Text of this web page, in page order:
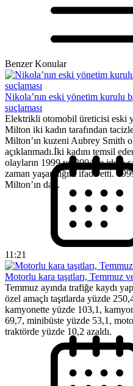
Benzer Konular
Nikola’nın eski yönetim kurulu
suçlaması
Elektrikli otomobil üreticisi eski
Milton iki kadın tarafından
Milton’ın kuzeni Aubrey Smith
açıklanmadı.İki kadını temsil
olayların 1999 ve 2004’te iddia
zaman yaşandığını ifade etti.
Milton’ın da...
11:21
Motorlu kara taşıtları, Temmuz
Temmuz ayında trafiğe kaydı
özel amaçlı taşıtlarda yüzde
kamyonette yüzde 103,1,
69,7, minibüste yüzde 53,1,
traktörde yüzde 10,2 azaldı.